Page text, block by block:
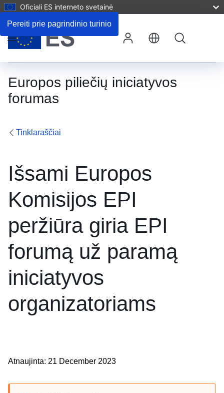
Pereiti prie pagrindinio turinio
Oficiali ES interneto svetainė
Europos piliečių iniciatyvos
forumas
Meniu
Tinklaraščiai
Išsami Europos
Komisijos EPI
peržiūra giria EPI
forumą už paramą
iniciatyvos
organizatoriams
Pateikite komentarą
Atnaujinta: 21 December 2023